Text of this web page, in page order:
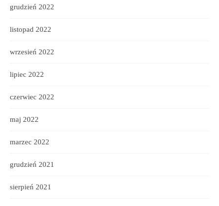
grudzień 2022
listopad 2022
wrzesień 2022
lipiec 2022
czerwiec 2022
maj 2022
marzec 2022
grudzień 2021
sierpień 2021